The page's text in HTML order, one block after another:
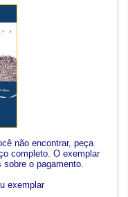
não encontrar, peça
completo. O exemplar
o pagamento.
exemplar